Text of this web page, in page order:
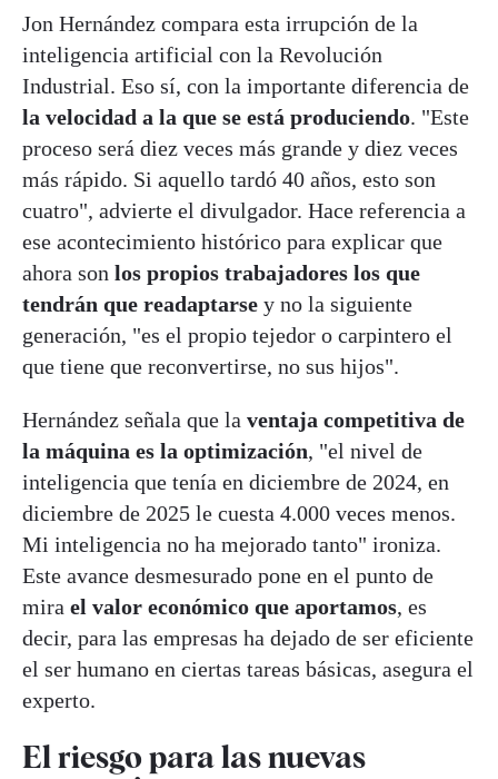
Jon Hernández compara esta irrupción de la
inteligencia artificial con la Revolución
Industrial. Eso sí, con la importante diferencia de
la velocidad a la que se está produciendo. "Este
proceso será diez veces más grande y diez veces
más rápido. Si aquello tardó 40 años, esto son
cuatro", advierte el divulgador. Hace referencia a
ese acontecimiento histórico para explicar que
ahora son los propios trabajadores los que
tendrán que readaptarse y no la siguiente
generación, "es el propio tejedor o carpintero el
que tiene que reconvertirse, no sus hijos".
Hernández señala que la ventaja competitiva de
la máquina es la optimización, "el nivel de
inteligencia que tenía en diciembre de 2024, en
diciembre de 2025 le cuesta 4.000 veces menos.
Mi inteligencia no ha mejorado tanto" ironiza.
Este avance desmesurado pone en el punto de
mira el valor económico que aportamos, es
decir, para las empresas ha dejado de ser eficiente
el ser humano en ciertas tareas básicas, asegura el
experto.
El riesgo para las nuevas